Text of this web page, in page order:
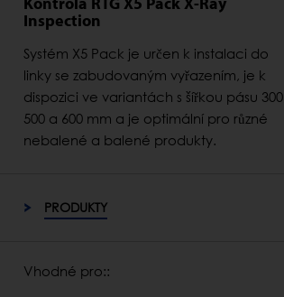
Inspection
Systém X5 Pack je určen k instalaci do
linky se zabudovaným vyřazením, je k
dispozici ve variantách s šířkou pásu 300,
500 a 600 mm a je optimální pro různé
nebalené a balené produkty.
PRODUKTY
Vhodné pro::